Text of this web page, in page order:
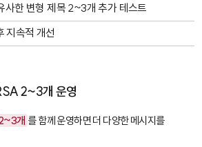
한 변형 제목 2~3개 추가 테스트
지속적 개선
2~3개 운영
개 를 함께 운영하면 더 다양한 메시지를